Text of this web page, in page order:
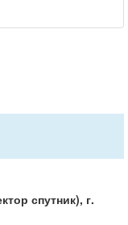
спутник), г.